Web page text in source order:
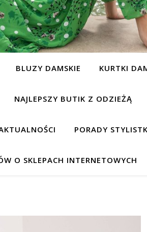
BLUZY DAMSKIE KURTKI
NAJLEPSZY BUTIK Z ODZIEŻĄ
PORADY
O SKLEPACH INTERNETOWYCH